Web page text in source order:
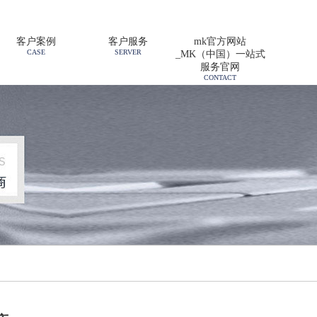
客户案例
CASE
客户服务
SERVER
mk官方网站
_MK（中国）一站式
服务官网
CONTACT